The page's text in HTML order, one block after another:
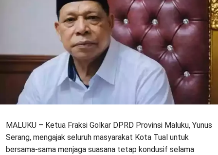
MALUKU – Ketua Fraksi Golkar DPRD Provinsi Maluku, Yunus
Serang, mengajak seluruh masyarakat Kota Tual untuk
bersama-sama menjaga suasana tetap kondusif selama